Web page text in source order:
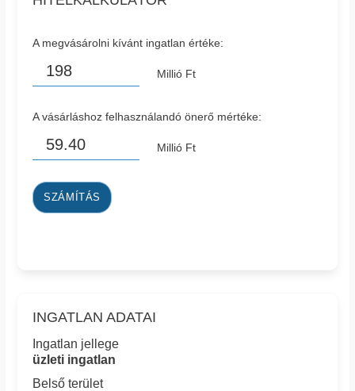
A megvásárolni kívánt ingatlan értéke:
Millió Ft
A vásárláshoz felhasználandó önerő mértéke:
Millió Ft
SZÁMÍTÁS
INGATLAN ADATAI
Ingatlan jellege
üzleti ingatlan
Belső terület